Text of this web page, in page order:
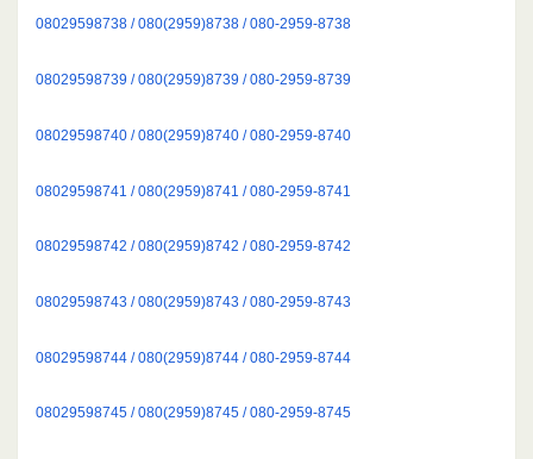
08029598738 / 080(2959)8738 / 080-2959-8738
08029598739 / 080(2959)8739 / 080-2959-8739
08029598740 / 080(2959)8740 / 080-2959-8740
08029598741 / 080(2959)8741 / 080-2959-8741
08029598742 / 080(2959)8742 / 080-2959-8742
08029598743 / 080(2959)8743 / 080-2959-8743
08029598744 / 080(2959)8744 / 080-2959-8744
08029598745 / 080(2959)8745 / 080-2959-8745